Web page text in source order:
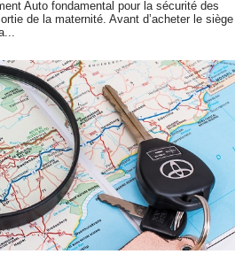
Auto fondamental pour la sécurité des
de la maternité. Avant d’acheter le siège